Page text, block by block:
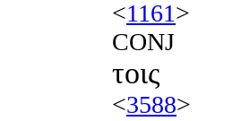
<1161>
CONJ
τοις
<3588>